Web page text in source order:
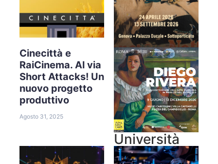
Cinecittà e
RaiCinema. Al via
Short Attacks! Un
nuovo progetto
produttivo
Agosto 31, 2025
Università